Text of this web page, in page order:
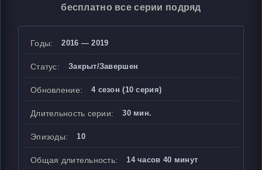
бесплатно все серии подряд
Годы: 2016 — 2019
Статус: Закрыт/Завершен
Обновление: 4 сезон (10 серия)
Длительность серии: 30 мин.
Эпизоды: 10
Общая длительность: 14 часов 40 минут